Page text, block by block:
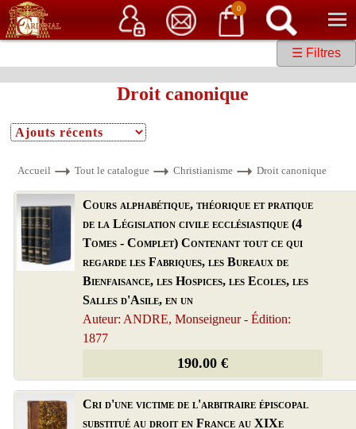
0
Service client 06 15 37 15 37 Librairie de livres anciens & rares
☰ Filtres
Droit canonique
Accueil Tout le catalogue Christianisme Droit canonique
Cours alphabétique, théorique et pratique
de la Législation civile ecclésiastique (4
Tomes - Complet) Contenant tout ce qui
regarde les Fabriques, les Bureaux de
Bienfaisance, les Hospices, les Ecoles, les
Salles d'Asile, en un
Auteur: ANDRE, Monseigneur - Édition:
1877
190.00 €
Cri d'une victime de l'arbitraire épiscopal
substitué au droit en France au XIXe